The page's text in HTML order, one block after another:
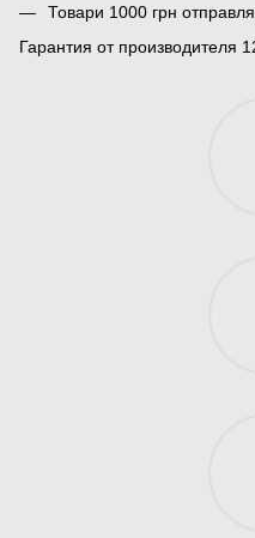
Товари 1000 грн
Гарантия от производителя